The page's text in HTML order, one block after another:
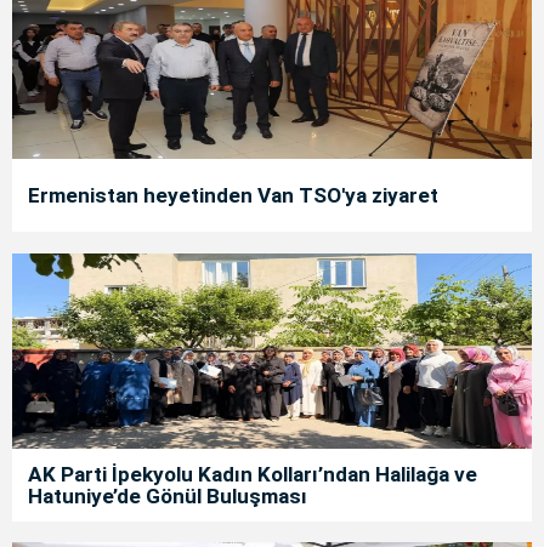
Ermenistan heyetinden Van TSO'ya ziyaret
AK Parti İpekyolu Kadın Kolları’ndan Halilağa ve
Hatuniye’de Gönül Buluşması